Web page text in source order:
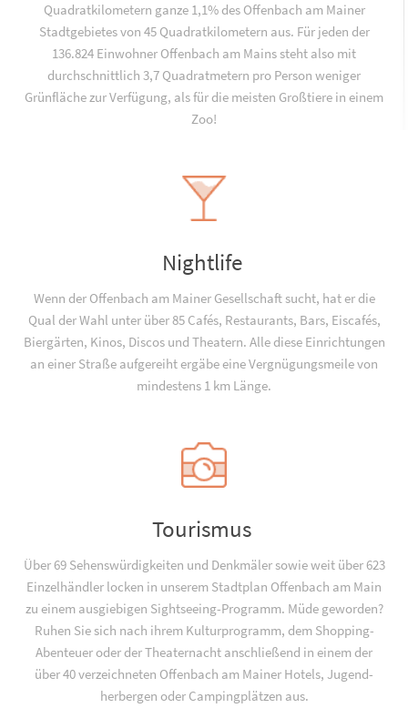
Quadratkilometern ganze 1,1% des Offenbach am Mainer
Stadtgebietes von 45 Quadratkilometern aus. Für jeden der
136.824 Einwohner Offenbach am Mains steht also mit
durchschnittlich 3,7 Quadratmetern pro Person weniger
Grünfläche zur Verfügung, als für die meisten Großtiere in einem
Zoo!
Nightlife
Wenn der Offenbach am Mainer Gesellschaft sucht, hat er die
Qual der Wahl unter über 85 Cafés, Restaurants, Bars, Eiscafés,
Biergärten, Kinos, Discos und Theatern. Alle diese Einrichtungen
an einer Straße aufgereiht ergäbe eine Vergnügungsmeile von
mindestens 1 km Länge.
Tourismus
Über 69 Sehenswürdigkeiten und Denkmäler sowie weit über 623
Einzelhändler locken in unserem Stadtplan Offenbach am Main
zu einem ausgiebigen Sightseeing-Programm. Müde geworden?
Ruhen Sie sich nach ihrem Kulturprogramm, dem Shopping-
Abenteuer oder der Theaternacht anschließend in einem der
über 40 verzeichneten Offenbach am Mainer Hotels, Jugend­­
herbergen oder Campingplätzen aus.